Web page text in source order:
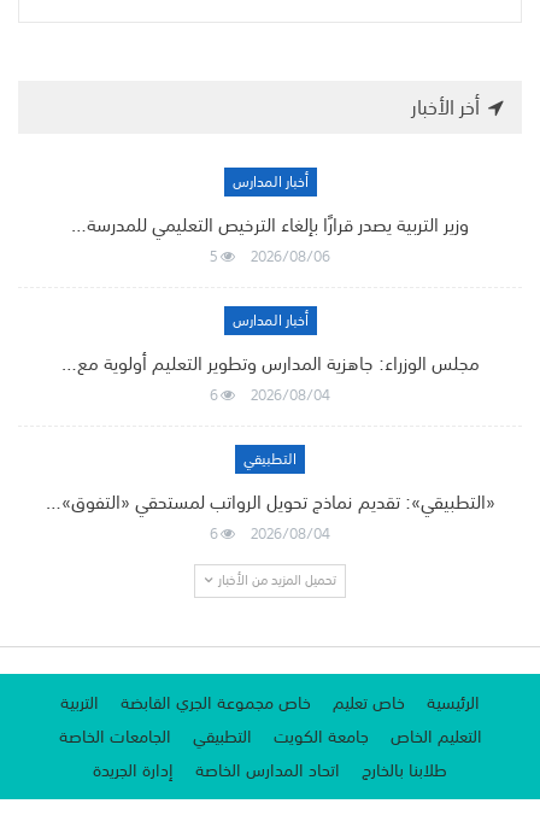
أخر الأخبار
أخبار المدارس
وزير التربية يصدر قرارًا بإلغاء الترخيص التعليمي للمدرسة…
2026/08/06
5
أخبار المدارس
مجلس الوزراء: جاهزية المدارس وتطوير التعليم أولوية مع…
2026/08/04
6
التطبيقي
«التطبيقي»: تقديم نماذج تحويل الرواتب لمستحقي «التفوق»…
2026/08/04
6
تحميل المزيد من الأخبار
الرئيسية خاص تعليم خاص مجموعة الجري القابضة
التربية
التعليم الخاص
جامعة الكويت التطبيقي
الجامعات الخاصة
طلابنا بالخارج
اتحاد المدارس الخاصة إدارة الجريدة